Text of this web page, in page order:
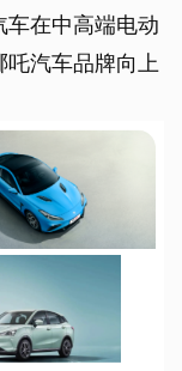
车在中高端电动
汽车品牌向上